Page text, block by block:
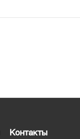
Контакты